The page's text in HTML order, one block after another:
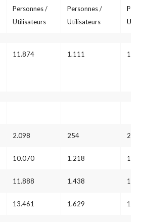
Personnes /
Utilisateurs
Personnes /
Utilisateurs
11.874 1.111 1.212
2.098 254 277
10.070 1.218 1.329
11.888 1.438 1.569
13.461 1.629 1.777